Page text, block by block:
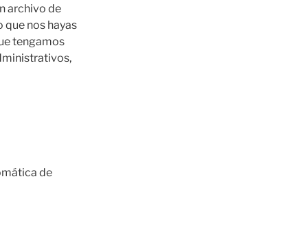
archivo de
nos hayas
tengamos
de